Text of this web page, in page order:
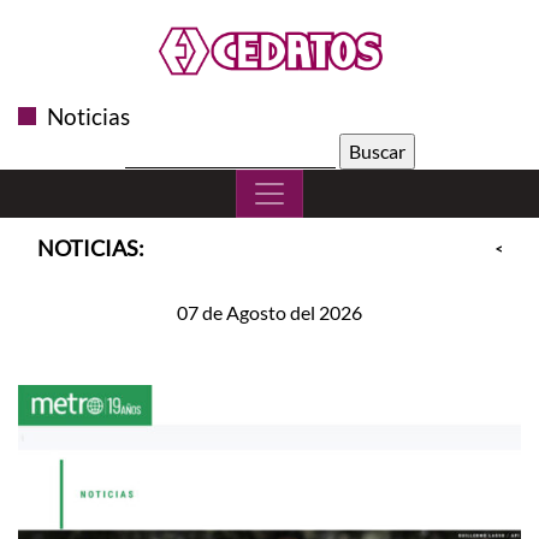
Noticias
NOTICIAS: <<
07 de Agosto del 2026